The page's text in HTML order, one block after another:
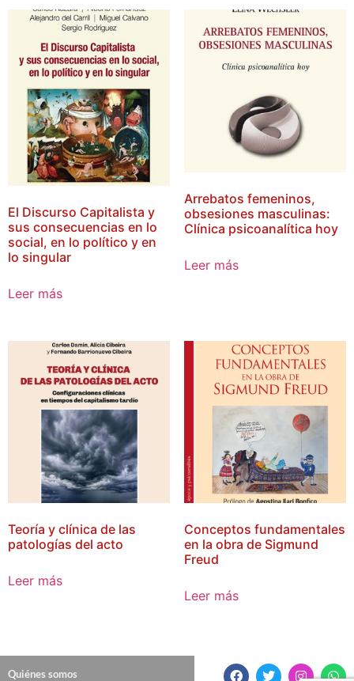
El Discurso Capitalista y
sus consecuencias en lo
social, en lo político y en
lo singular
Leer más
Arrebatos femeninos,
obsesiones masculinas:
Clínica psicoanalítica hoy
Leer más
Teoría y clínica de las
patologías del acto
Leer más
Conceptos fundamentales
en la obra de Sigmund
Freud
Leer más
Quiénes somos